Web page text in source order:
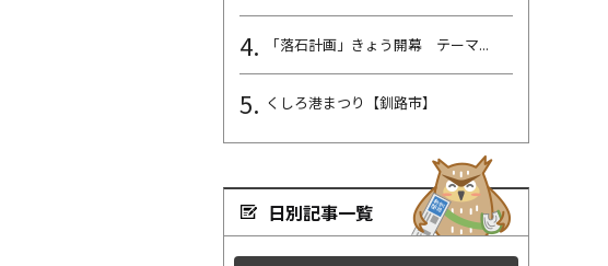
「落石計画」きょう開幕 テーマ...
くしろ港まつり【釧路市】
日別記事一覧